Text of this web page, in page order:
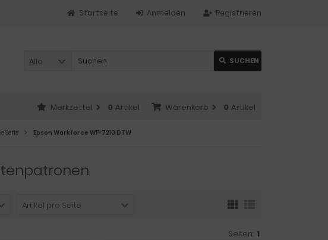
Registrieren
Anmelden
Startseite
Alle SUCHEN
Warenkorb 0 Artikel
Merkzettel 0 Artikel
Serie Epson Workforce WF-7210 DTW
Artikel pro Seite
Seiten: 1